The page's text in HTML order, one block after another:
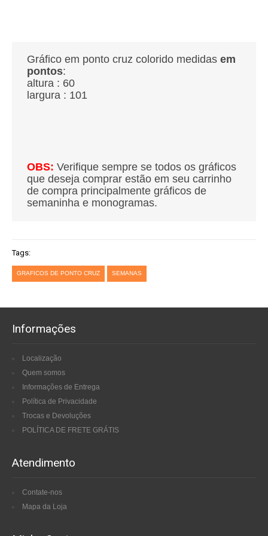
Gráfico em ponto cruz colorido medidas em
pontos:
altura : 60
largura : 101
OBS: Verifique sempre se todos os gráficos
que deseja comprar estão em seu carrinho
de compra principalmente gráficos de
semaninha e monogramas.
Tags:
GRAFICOS DE PONTO CRUZ SEMANAS
Informações
Localização
Quem somos
Informações de Entrega
Política de Privacidade
Trocas e Devoluções
POLÍTICA DE FRETE GRÁTIS
Atendimento
Contate-nos
Mapa da Loja